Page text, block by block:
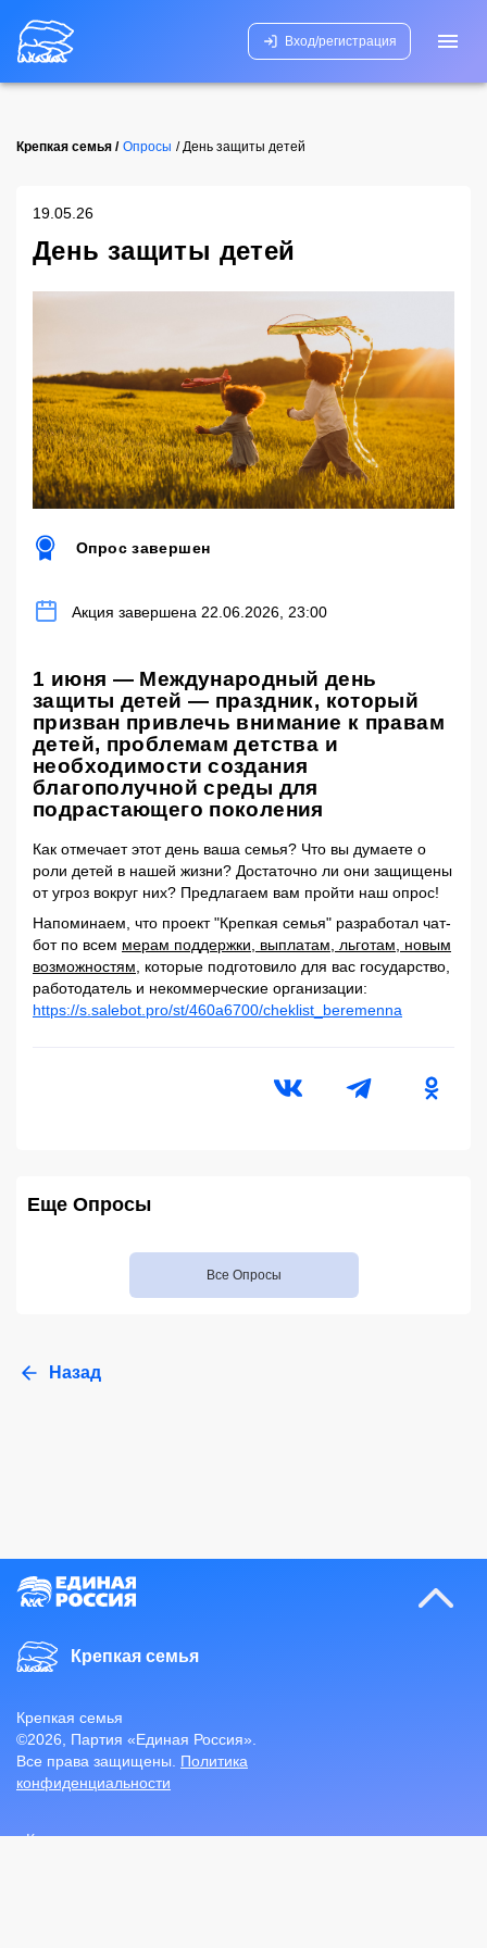
Вход/регистрация
Крепкая семья / Опросы /День защиты детей
19.05.26
День защиты детей
Опрос завершен
Акция завершена 22.06.2026, 23:00
1 июня — Международный день
защиты детей — праздник, который
призван привлечь внимание к правам
детей, проблемам детства и
необходимости создания
благополучной среды для
подрастающего поколения
Как отмечает этот день ваша семья? Что вы думаете о
роли детей в нашей жизни? Достаточно ли они защищены
от угроз вокруг них? Предлагаем вам пройти наш опрос!
Напоминаем, что проект "Крепкая семья" разработал чат-
бот по всем мерам поддержки, выплатам, льготам, новым
возможностям , которые подготовило для вас государство,
работодатель и некоммерческие организации:
https://s.salebot.pro/st/460a6700/cheklist_beremenna
Еще Опросы
Все Опросы
Назад
Крепкая семья
Крепкая семья
©2026 , Партия «Единая Россия».
Все права защищены. Политика
конфиденциальности
Координатор проекта в